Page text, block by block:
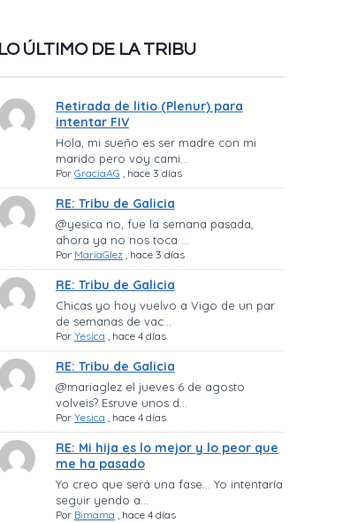
LO ÚLTIMO DE LA TRIBU
Retirada de litio (Plenur) para
intentar FIV
Hola, mi sueño es ser madre con mi
marido pero voy cami...
Por GraciaAG , hace 3 días
RE: Tribu de Galicia
@yesica no, fue la semana pasada,
ahora ya no nos toca ...
Por MariaGlez , hace 3 días
RE: Tribu de Galicia
Chicas yo hoy vuelvo a Vigo de un par
de semanas de vac...
Por Yesica , hace 4 días
RE: Tribu de Galicia
@mariaglez el jueves 6 de agosto
volveis? Esruve unos d...
Por Yesica , hace 4 días
RE: Mi hija es lo mejor y lo peor que
me ha pasado
Yo creo que será una fase… Yo intentaría
seguir yendo a...
Por Bimama , hace 4 días